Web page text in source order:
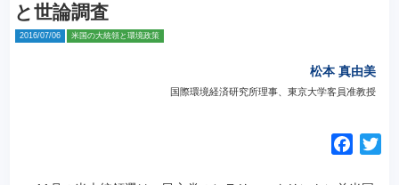
と世論調査
2016/07/06 米国の大統領と環境政策
松本 真由美
国際環境経済研究所理事、東京大学客員准教授